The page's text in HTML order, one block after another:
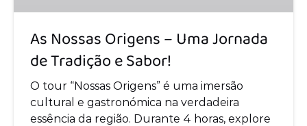
de
Sabor!
As Nossas Origens – Uma Jornada
de Tradição e Sabor!
O tour “Nossas Origens” é uma imersão
cultural e gastronómica na verdadeira
essência da região. Durante 4 horas, explore